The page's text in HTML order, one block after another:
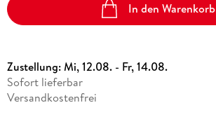
In den Warenkorb
Zustellung:Mi, 12.08. - Fr, 14.08.
Sofort lieferbar
Versandkostenfrei